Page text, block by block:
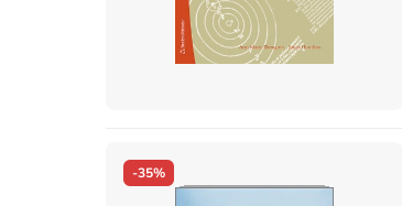
-35%